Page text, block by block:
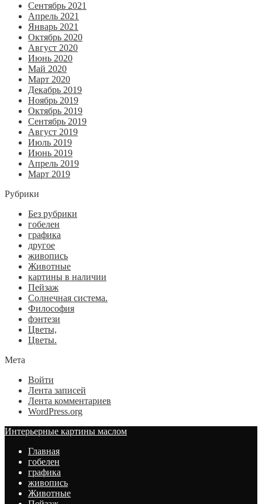
Сентябрь 2021
Апрель 2021
Январь 2021
Октябрь 2020
Август 2020
Июнь 2020
Май 2020
Март 2020
Декабрь 2019
Ноябрь 2019
Октябрь 2019
Сентябрь 2019
Август 2019
Июль 2019
Июнь 2019
Апрель 2019
Март 2019
Рубрики
Без рубрики
гобелен
графика
другое
живопись
Животные
картины в наличии
Пейзаж
Солнечная система.
Философия
фэнтези
Цветы,
Цветы.
Мета
Войти
Лента записей
Лента комментариев
WordPress.org
Интерьерные картины маслом
Главная
гобелен
графика
живопись
Животные